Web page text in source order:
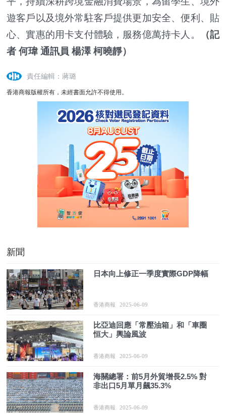
遊客戶以及境外常駐客戶提供更加安全、便利、貼
心、實惠的用卡支付體驗，服務億萬持卡人。
（記
者 何瑋 通訊員 楊澤 柯曉靜）
責任編輯：蔣璐
香港商報版權所有，未經書面允許不得使用。
新聞
日本向上修正一季度實際GDP降幅
香港商報 2025-06-09
比亞迪回應「常壓油箱」和「車圈
恒大」輿論風波
香港商報 2025-06-09
海關總署：前5月外貿增長2.5% 對
非出口5月單月飆35.3%
香港商報 2025-06-09